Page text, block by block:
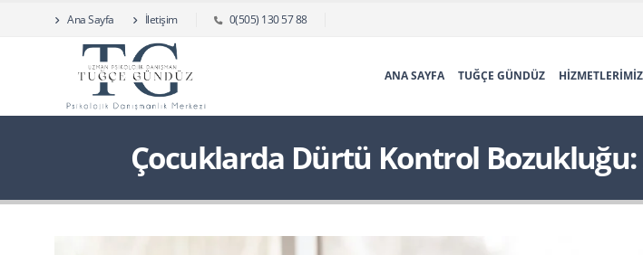
Ana Sayfa İletişim 0(505) 130 57 88
ANA SAYFA TUĞÇE GÜNDÜZ HIZMETLERIMIZ
Çocuklarda Dürtü Kontrol